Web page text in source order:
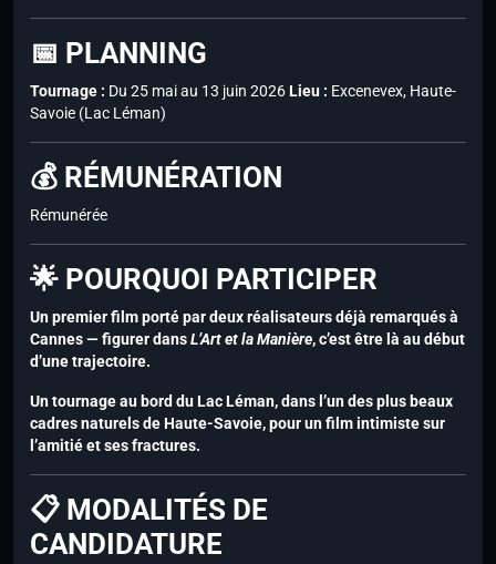
📅 PLANNING
Tournage : Du 25 mai au 13 juin 2026Lieu : Excenevex, Haute-
Savoie (Lac Léman)
💰 RÉMUNÉRATION
Rémunérée
🌟 POURQUOI PARTICIPER
Un premier film porté par deux réalisateurs déjà remarqués à
Cannes — figurer dansL’Art et la Manière, c’est être là au début
d’une trajectoire.
Un tournage au bord du Lac Léman, dans l’un des plus beaux
cadres naturels de Haute-Savoie, pour un film intimiste sur
l’amitié et ses fractures.
📋 MODALITÉS DE
CANDIDATURE